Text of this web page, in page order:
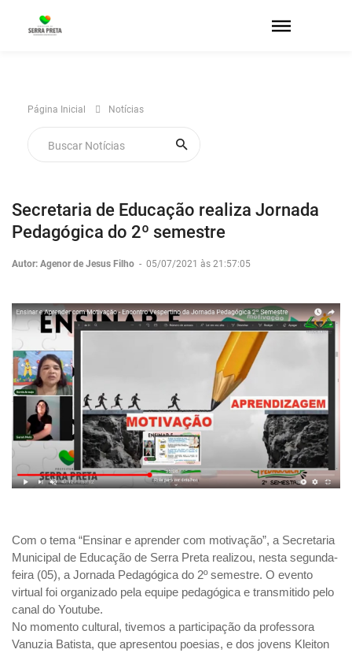
Página Inicial Notícias
Secretaria de Educação realiza Jornada
Pedagógica do 2º semestre
Autor: Agenor de Jesus Filho - 05/07/2021 às 21:57:05
Com o tema “Ensinar e aprender com motivação”, a Secretaria
Municipal de Educação de Serra Preta realizou, nesta segunda-
feira (05), a Jornada Pedagógica do 2º semestre. O evento
virtual foi organizado pela equipe pedagógica e transmitido pelo
canal do Youtube.
No momento cultural, tivemos a participação da professora
Vanuzia Batista, que apresentou poesias, e dos jovens Kleiton